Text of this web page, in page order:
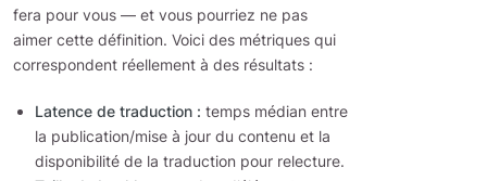
fera pour vous — et vous pourriez ne pas
aimer cette définition. Voici des métriques qui
correspondent réellement à des résultats :
Latence de traduction : temps médian entre
la publication/mise à jour du contenu et la
disponibilité de la traduction pour relecture.